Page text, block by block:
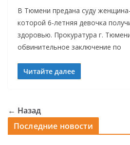
В Тюмени предана суду
которой 6-летняя девочка
здоровью. Прокуратура г.
обвинительное заключение по
Читайте далее
← Назад
Последние новости